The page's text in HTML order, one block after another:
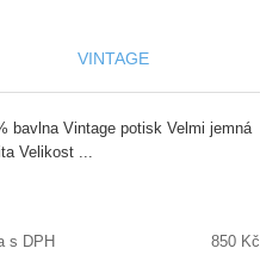
VINTAGE
bavlna Vintage potisk Velmi jemná
Velikost ...
s DPH 850 Kč